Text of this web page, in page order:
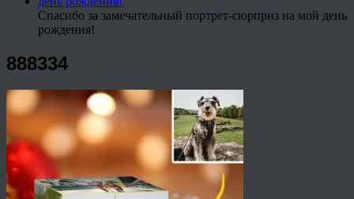
Спасибо за замечательный портрет-сюрприз на мой день
рождения!
888334